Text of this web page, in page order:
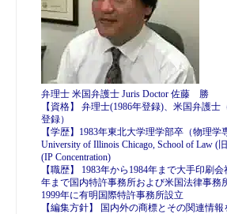
弁理士 米国弁護士 Juris Doctor 佐藤 勝
【資格】 弁理士(1986年登録)、米国弁護士
登録）
【学歴】1983年東北大学理学部卒（物理学
University of Illinois Chicago, School of Law (
(IP Concentration)
【職歴】 1983年から1984年まで大手印刷
年まで国内特許事務所および米国法律事務
1999年に有明国際特許事務所設立
【編集方針】 国内外の商標とその関連情